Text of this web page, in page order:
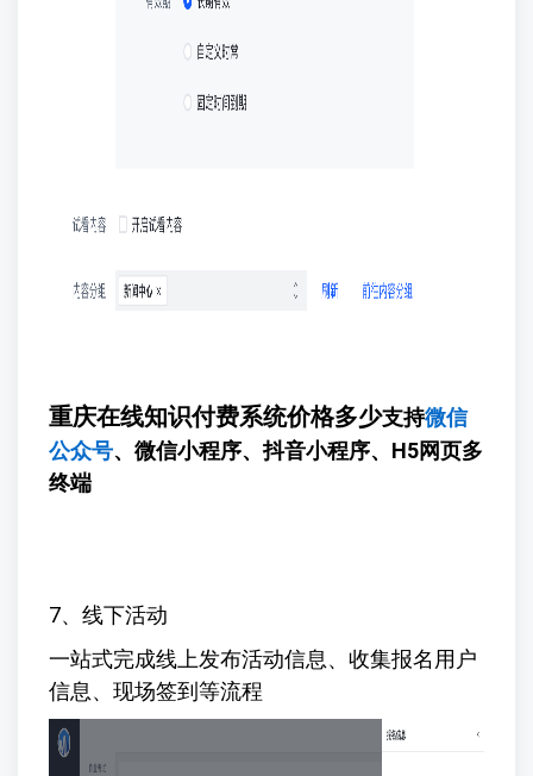
重庆在线知识付费系统价格多少支持微信
公众号、微信小程序、抖音小程序、H5网页多
终端
7、线下活动
一站式完成线上发布活动信息、收集报名用户
信息、现场签到等流程